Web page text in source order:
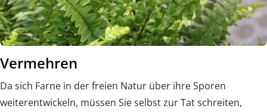
Vermehren
Da sich Farne in der freien Natur über ihre Sporen
weiterentwickeln, müssen Sie selbst zur Tat schreiten,